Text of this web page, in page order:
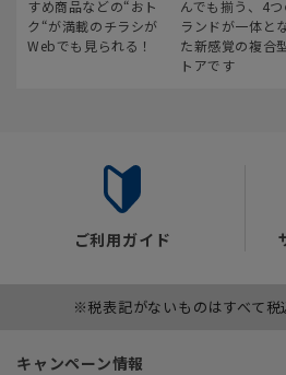
すめ商品などの“おト
ク“が満載のチラシが
Webでも見られる！
んでも揃う、4
ランドが一体と
た新感覚の複合
トアです
ご利用ガイド
※税表記がないものはすべて税
キャンペーン情報